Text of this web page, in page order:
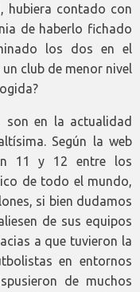
hubiera contado con
de haberlo fichado
los dos en el
club de menor nivel
son en la actualidad
Según la web
11 y 12 entre los
de todo el mundo,
si bien dudamos
de sus equipos
a que tuvieron la
en entornos
de muchos